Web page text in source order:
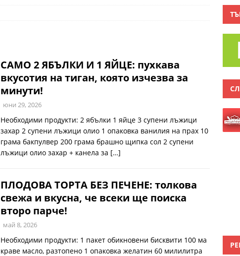
САМО 2 ЯБЪЛКИ И 1 ЯЙЦЕ: пухкава
вкусотия на тиган, която изчезва за
минути!
юни 29, 2026
Необходими продукти: 2 ябълки 1 яйце 3 супени лъжици
захар 2 супени лъжици олио 1 опаковка ванилия на прах 10
грама бакпулвер 200 грама брашно щипка сол 2 супени
лъжици олио захар + канела за […]
ПЛОДОВА ТОРТА БЕЗ ПЕЧЕНЕ: толкова
свежа и вкусна, че всеки ще поиска
второ парче!
май 8, 2026
Необходими продукти: 1 пакет обикновени бисквити 100 ма
краве масло, разтопено 1 опаковка желатин 60 милилитра